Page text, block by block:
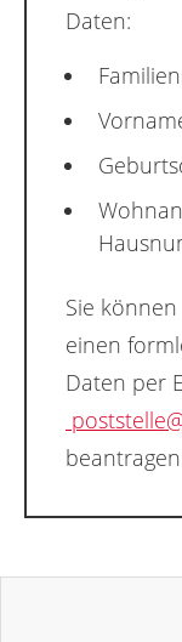
Daten:
Sie
einen
Daten per